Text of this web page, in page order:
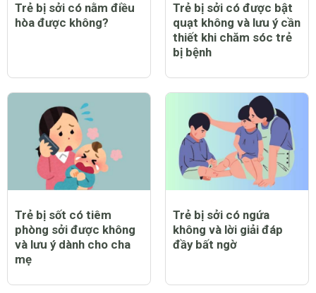
Trẻ bị sởi có nằm điều
hòa được không?
Trẻ bị sởi có được bật
quạt không và lưu ý cần
thiết khi chăm sóc trẻ
bị bệnh
Trẻ bị sốt có tiêm
phòng sởi được không
và lưu ý dành cho cha
mẹ
Trẻ bị sởi có ngứa
không và lời giải đáp
đầy bất ngờ